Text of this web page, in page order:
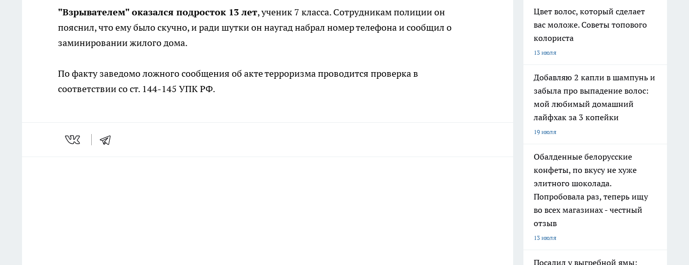
"Взрывателем" оказался подросток 13 лет, ученик 7 класса. Сотрудникам полиции он
пояснил, что ему было скучно, и ради шутки он наугад набрал номер телефона и сообщил о
заминировании жилого дома.
По факту заведомо ложного сообщения об акте терроризма проводится проверка в
соответствии со ст. 144-145 УПК РФ.
Цвет волос, который сделает
вас моложе. Советы топового
колориста
13 июля
Добавляю 2 капли в шампунь и
забыла про выпадение волос:
мой любимый домашний
лайфхак за 3 копейки
19 июля
Обалденные белорусские
конфеты, по вкусу не хуже
элитного шоколада.
Попробовала раз, теперь ищу
во всех магазинах - честный
отзыв
13 июля
Посадил у выгребной ямы: